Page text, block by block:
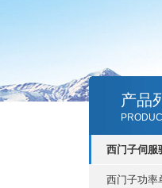
产品
西门子伺服
西门子功率